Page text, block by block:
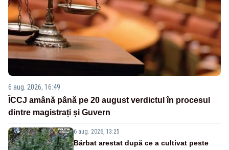
6 aug. 2026, 16:49
ÎCCJ amână până pe 20 august verdictul în procesul
dintre magistrați și Guvern
6 aug. 2026, 13:25
Bărbat arestat după ce a cultivat peste